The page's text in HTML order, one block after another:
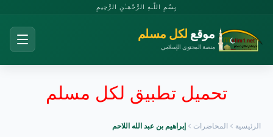
بِسْمِ اللَّـهِ الرَّحْمَـٰنِ الرَّحِيمِ
موقع لكل مسلم
منصة المحتوى الإسلامي
تحميل تطبيق لكل مسلم
الرئيسية المحاضرات إبراهيم بن عبد الله اللاحم